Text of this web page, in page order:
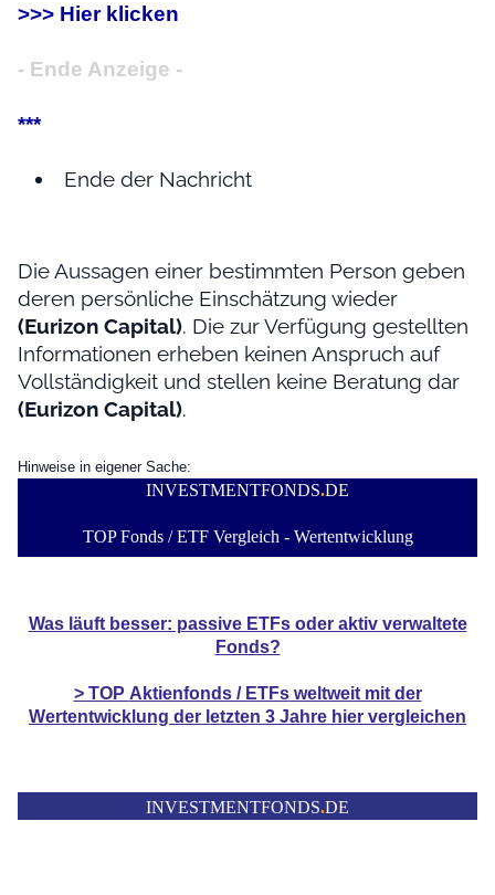
>>> Hier klicken
- Ende Anzeige -
***
Ende der Nachricht
Die Aussagen einer bestimmten Person geben
deren persönliche Einschätzung wieder
(Eurizon Capital). Die zur Verfügung gestellten
Informationen erheben keinen Anspruch auf
Vollständigkeit und stellen keine Beratung dar
(Eurizon Capital).
Hinweise in eigener Sache:
INVESTMENTFONDS.DE
TOP Fonds / ETF Vergleich - Wertentwicklung
Was läuft besser: passive ETFs oder aktiv verwaltete
Fonds?
> TOP Aktienfonds / ETFsweltweit mit der
Wertentwicklung der letzten 3 Jahre hier vergleichen
INVESTMENTFONDS.DE